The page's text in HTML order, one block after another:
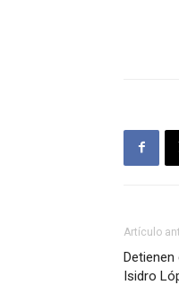
Artículo
Isidro